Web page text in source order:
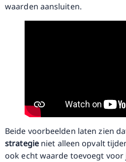
waarden aansluiten.
Beide voorbeelden laten zien
strategieniet alleen opvalt
ook echt waarde toevoegt voor